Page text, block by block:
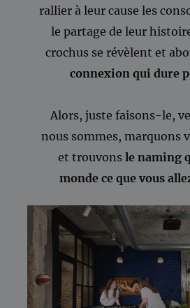
rallier à leur cause les
le partage de leur
crochus se révèlent et
connexion qui dure
Alors, juste faisons-le,
nous sommes, marquons
et trouvons le naming
monde ce que vous